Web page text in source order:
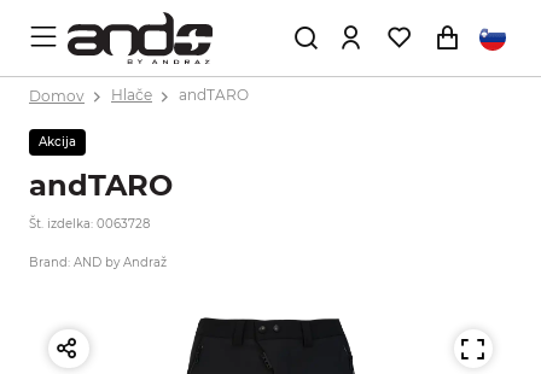
Domov Hlače andTARO
Akcija
andTARO
Št. izdelka: 0063728
Brand: AND by Andraž